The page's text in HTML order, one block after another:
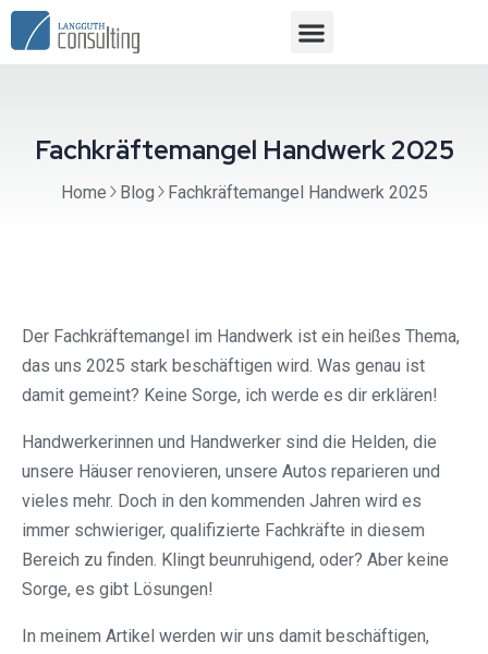
Fachkräftemangel Handwerk 2025
Home Blog Fachkräftemangel Handwerk 2025
Der Fachkräftemangel im Handwerk ist ein heißes Thema,
das uns 2025 stark beschäftigen wird. Was genau ist
damit gemeint? Keine Sorge, ich werde es dir erklären!
Handwerkerinnen und Handwerker sind die Helden, die
unsere Häuser renovieren, unsere Autos reparieren und
vieles mehr. Doch in den kommenden Jahren wird es
immer schwieriger, qualifizierte Fachkräfte in diesem
Bereich zu finden. Klingt beunruhigend, oder? Aber keine
Sorge, es gibt Lösungen!
In meinem Artikel werden wir uns damit beschäftigen,